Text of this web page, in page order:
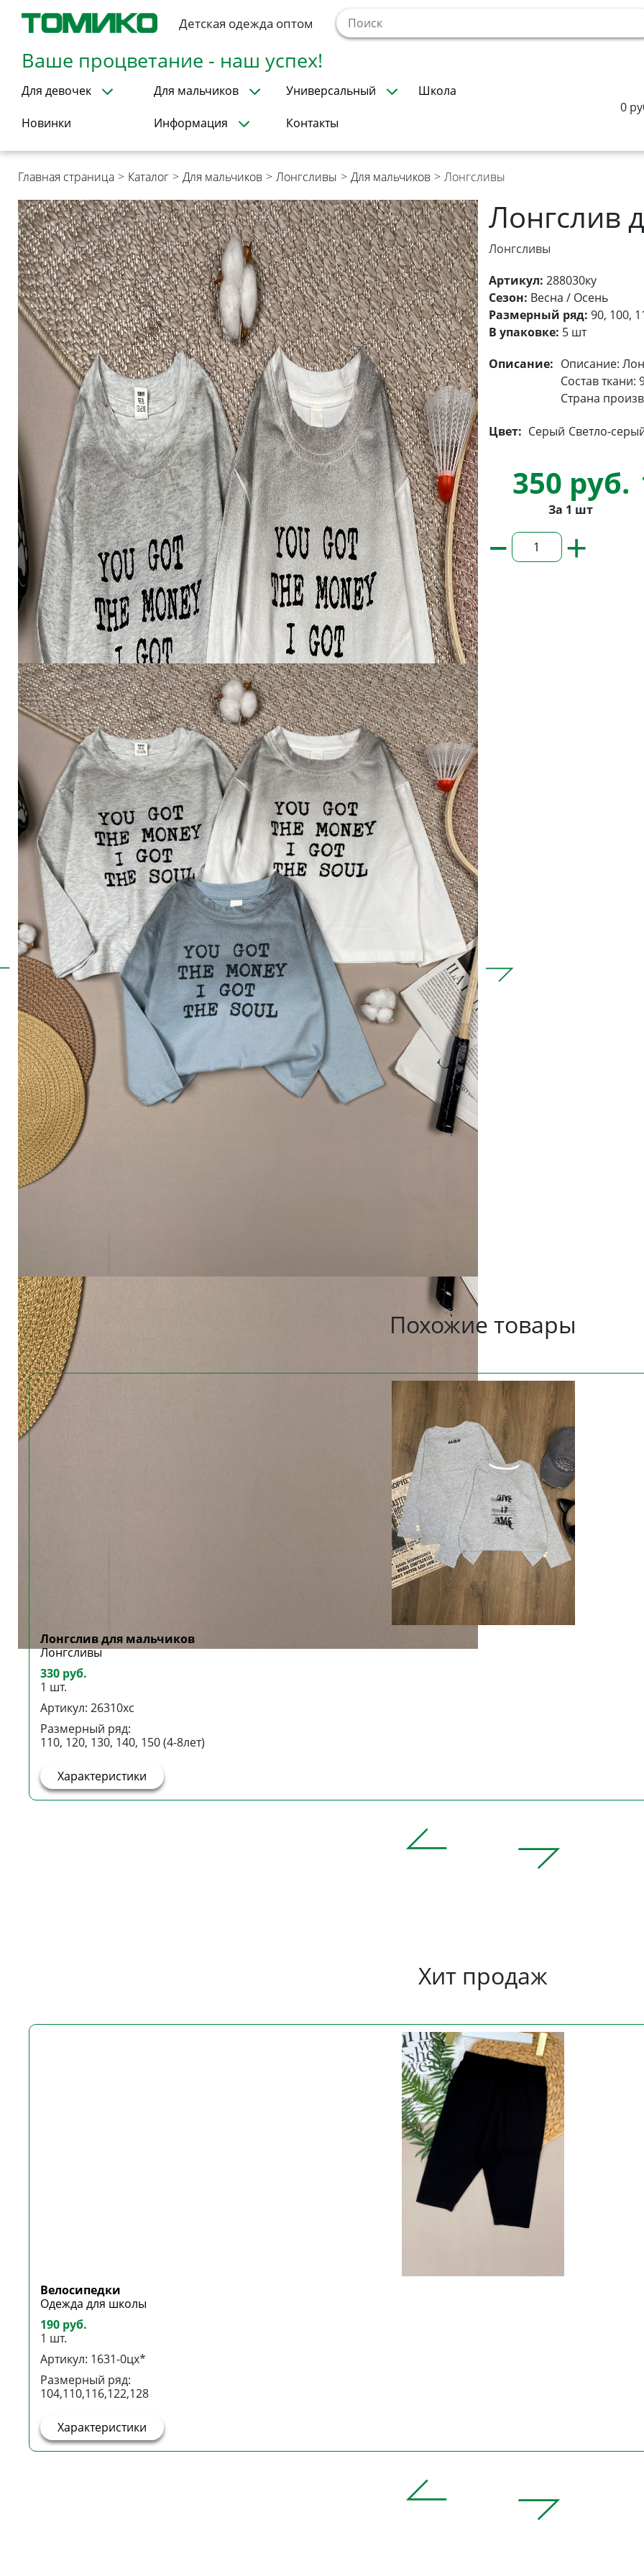
Детская одежда оптом
Ваше процветание - наш успех!
Для девочек Для мальчиков Универсальный Школа
Новинки Информация Контакты
0
Главная страница > Каталог > Для мальчиков > Лонгсливы > Для мальчиков > Лонгсливы
Лонгслив
Лонгсливы
Артикул: 288030ку
Сезон: Весна / Осень
Размерный ряд: 90, 100,
В упаковке: 5 шт
Описание: Описание:
Состав ткани:
Страна
Цвет: Серый Светло-
350 руб.
За 1 шт
– +
Похожие товары
Лонгслив для мальчиков
Лонгсливы
330 руб.
1 шт.
Артикул: 26310хс
Размерный ряд:
110, 120, 130, 140, 150 (4-8лет)
Характеристики
Хит продаж
Велосипедки
Одежда для школы
190 руб.
1 шт.
Артикул: 1631-0цх*
Размерный ряд:
104,110,116,122,128
Характеристики